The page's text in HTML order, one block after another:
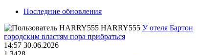
Последние обновления
HARRY555 У отеля Бартон
городским властям пора прибраться
14:57 30.06.2026